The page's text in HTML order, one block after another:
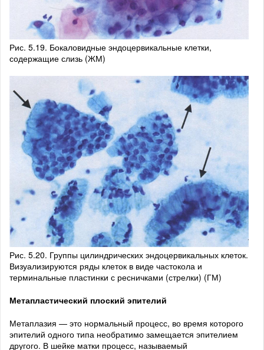
Рис. 5.19. Бокаловидные эндоцервикальные клетки,
содержащие слизь (ЖМ)
Рис. 5.20. Группы цилиндрических эндоцервикальных клеток.
Визуализируются ряды клеток в виде частокола и
терминальные пластинки с ресничками (стрелки) (ГМ)
Метапластический плоский эпителий
Метаплазия — это нормальный процесс, во время которого
эпителий одного типа необратимо замещается эпителием
другого. В шейке матки процесс, называемый